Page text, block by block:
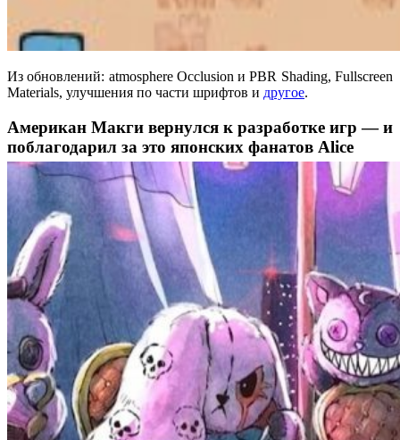
Из обновлений: atmosphere Occlusion и PBR Shading, Fullscreen
Materials, улучшения по части шрифтов и другое.
Американ Макги вернулся к разработке игр — и
поблагодарил за это японских фанатов Alice